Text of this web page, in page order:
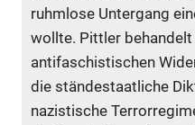
ruhmlose Untergang
wollte. Pittler
antifaschistischen
die ständestaatliche
nazistische